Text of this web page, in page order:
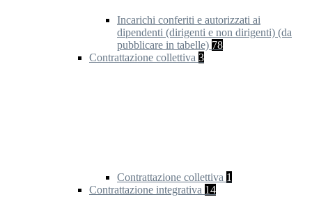
Incarichi conferiti e autorizzati ai
dipendenti (dirigenti e non dirigenti) (da
pubblicare in tabelle) 78
Contrattazione collettiva 3
Contrattazione collettiva 1
Contrattazione integrativa 14